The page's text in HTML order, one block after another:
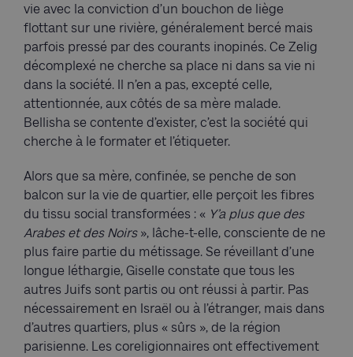
vie avec la conviction d’un bouchon de liège
flottant sur une rivière, généralement bercé mais
parfois pressé par des courants inopinés. Ce Zelig
décomplexé ne cherche sa place ni dans sa vie ni
dans la société. Il n’en a pas, excepté celle,
attentionnée, aux côtés de sa mère malade.
Bellisha se contente d’exister, c’est la société qui
cherche à le formater et l’étiqueter.
Alors que sa mère, confinée, se penche de son
balcon sur la vie de quartier, elle perçoit les fibres
du tissu social transformées : « Y’a plus que des
Arabes et des Noirs », lâche-t-elle, consciente de ne
plus faire partie du métissage. Se réveillant d’une
longue léthargie, Giselle constate que tous les
autres Juifs sont partis ou ont réussi à partir. Pas
nécessairement en Israël ou à l’étranger, mais dans
d’autres quartiers, plus « sûrs », de la région
parisienne. Les coreligionnaires ont effectivement